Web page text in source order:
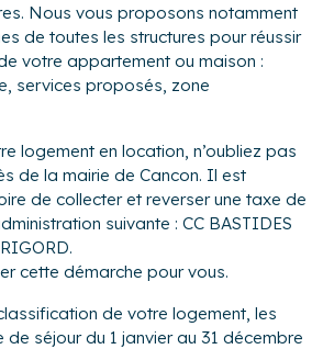
Nous vous proposons notamment
de toutes les structures pour réussir
votre appartement ou maison :
services proposés, zone
logement en location, n’oubliez pas
de la mairie de Cancon. Il est
de collecter et reverser une taxe de
suivante : CC BASTIDES
cette démarche pour vous.
de votre logement, les
séjour du 1 janvier au 31 décembre